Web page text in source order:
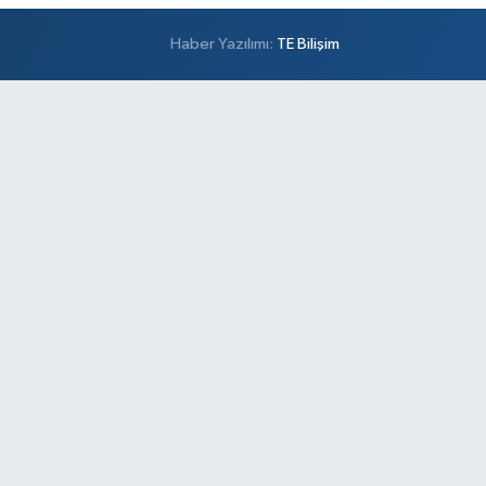
Haber Yazılımı: TE Bilişim